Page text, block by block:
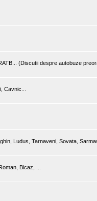
(Discutii despre autobuze
Cavnic...
Ludus, Tarnaveni, Sovata,
Bicaz, ...